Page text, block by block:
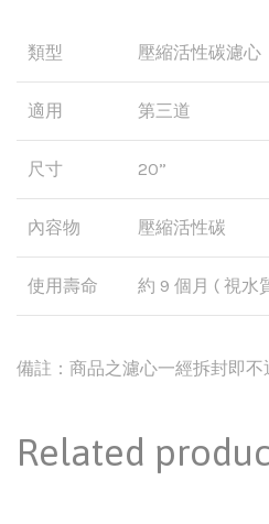
類型 壓縮活性碳濾心
適用 第三道
尺寸 20”
內容物 壓縮活性碳
使用壽命 約 9 個月 ( 視水
備註：商品之濾心一經拆封即不
Related